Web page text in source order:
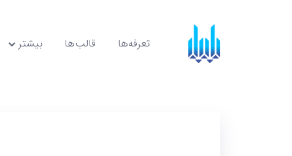
تعرفه‌ها قالب‌ها بیشتر